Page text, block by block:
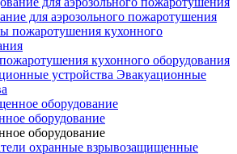
для аэрозольного пожаротушения
кухонного оборудования
Эвакуационные
оборудование
оборудование